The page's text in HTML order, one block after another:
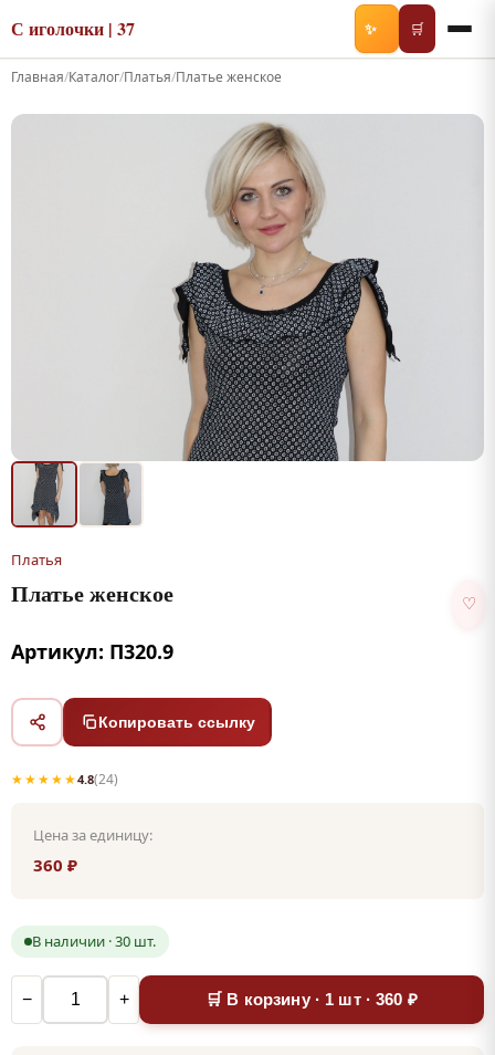
С иголочки | 37 ✨ 🛒
Главная/Каталог/Платья/Платье женское
Платья
Платье женское ♡
Артикул: П320.9
Копировать ссылку
★★★★★4.8(24)
Цена за единицу:
360 ₽
В наличии · 30 шт.
− + 🛒 В корзину · 1 шт · 360 ₽